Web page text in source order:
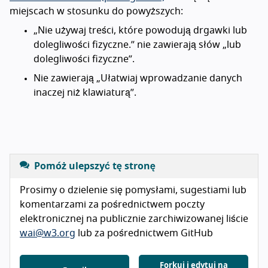
miejscach w stosunku do powyższych:
„Nie używaj treści, które powodują drgawki lub
dolegliwości fizyczne.” nie zawierają słów „lub
dolegliwości fizyczne”.
Nie zawierają „Ułatwiaj wprowadzanie danych
inaczej niż klawiaturą”.
Pomóż ulepszyć tę stronę
Prosimy o dzielenie się pomysłami, sugestiami lub
komentarzami za pośrednictwem poczty
elektronicznej na publicznie zarchiwizowanej liście
wai@w3.org lub za pośrednictwem GitHub
Forkuj i edytuj na